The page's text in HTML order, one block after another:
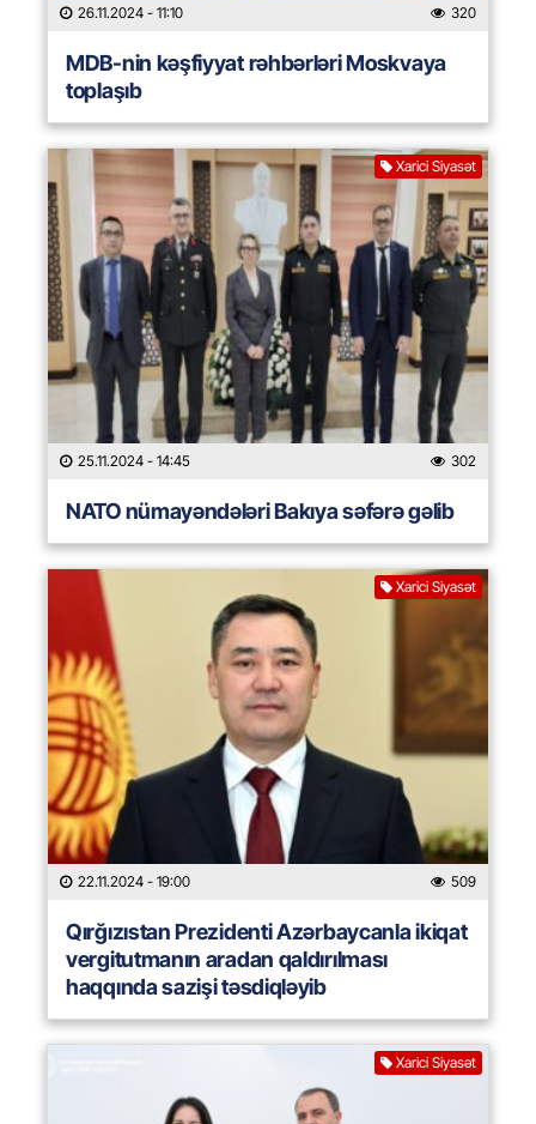
26.11.2024 - 11:10 320
MDB-nin kəşfiyyat rəhbərləri Moskvaya
toplaşıb
Xarici Siyasət
25.11.2024 - 14:45 302
NATO nümayəndələri Bakıya səfərə gəlib
Xarici Siyasət
22.11.2024 - 19:00 509
Qırğızıstan Prezidenti Azərbaycanla ikiqat
vergitutmanın aradan qaldırılması
haqqında sazişi təsdiqləyib
Xarici Siyasət